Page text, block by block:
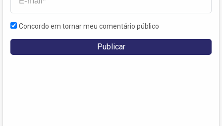
Concordo em tornar meu comentário público